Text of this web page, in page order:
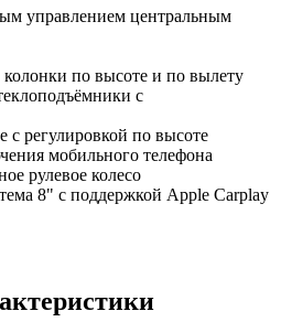
управлением центральным
колонки по высоте и по вылету
с
с регулировкой по высоте
мобильного телефона
рулевое колесо
8" с поддержкой Apple Carplay